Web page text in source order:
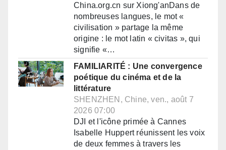
China.org.cn sur Xiong'anDans de
nombreuses langues, le mot «
civilisation » partage la même
origine : le mot latin « civitas », qui
signifie «…
FAMILIARITÉ : Une convergence
poétique du cinéma et de la
littérature
SHENZHEN, Chine, ven., août 7
2026 07:00
DJI et l'icône primée à Cannes
Isabelle Huppert réunissent les voix
de deux femmes à travers les